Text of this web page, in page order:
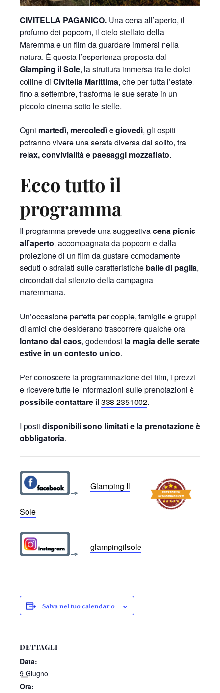
CIVITELLA PAGANICO. Una cena all’aperto, il
profumo dei popcorn, il cielo stellato della
Maremma e un film da guardare immersi nella
natura. È questa l’esperienza proposta dal
Glamping il Sole, la struttura immersa tra le dolci
colline di Civitella Marittima, che per tutta l’estate,
fino a settembre, trasforma le sue serate in un
piccolo cinema sotto le stelle.
Ogni martedì, mercoledì e giovedì, gli ospiti
potranno vivere una serata diversa dal solito, tra
relax, convivialità e paesaggi mozzafiato.
Ecco tutto il
programma
Il programma prevede una suggestivacena picnic
all’aperto, accompagnata da popcorn e dalla
proiezione di un film da gustare comodamente
seduti o sdraiati sulle caratteristiche balle di paglia,
circondati dal silenzio della campagna
maremmana.
Un’occasione perfetta per coppie, famiglie e gruppi
di amici che desiderano trascorrere qualche ora
lontano dal caos, godendosi la magia delle serate
estive in un contesto unico.
Per conoscere la programmazione dei film, i prezzi
e ricevere tutte le informazioni sulle prenotazioni è
possibile contattare il338 2351002.
I posti disponibili sono limitati e la prenotazione è
obbligatoria.
Glamping Il
Sole
glampingilsole
Salva nel tuo calendario
DETTAGLI
Data:
9 Giugno
Ora: